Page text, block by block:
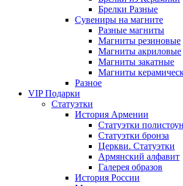
Брелки Разные
Сувениры на магните
Разные магниты
Магниты резиновые
Магниты акриловые
Магниты закатные
Магниты
Разное
VIP Подарки
Статуэтки
История Армении
Статуэтки полистоун
Статуэтки бронза
Церкви. Статуэтки
Армянский алфавит
Галерея образов
История России